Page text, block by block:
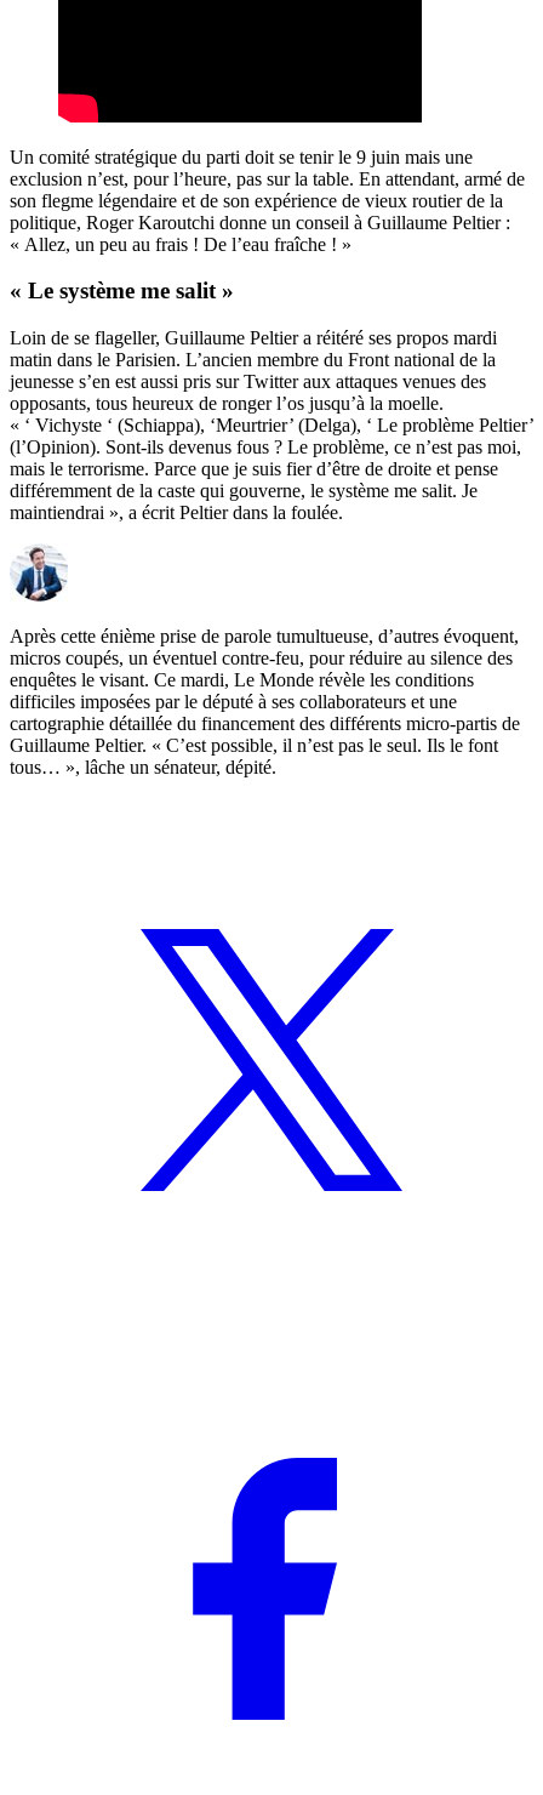
Un comité stratégique du parti doit se tenir le 9 juin mais une
exclusion n’est, pour l’heure, pas sur la table. En attendant, armé de
son flegme légendaire et de son expérience de vieux routier de la
politique, Roger Karoutchi donne un conseil à Guillaume Peltier :
« Allez, un peu au frais ! De l’eau fraîche ! »
« Le système me salit »
Loin de se flageller, Guillaume Peltier a réitéré ses propos mardi
matin dans le Parisien. L’ancien membre du Front national de la
jeunesse s’en est aussi pris sur Twitter aux attaques venues des
opposants, tous heureux de ronger l’os jusqu’à la moelle.
« ‘ Vichyste ‘ (Schiappa), ‘Meurtrier’ (Delga), ‘ Le problème Peltier’
(l’Opinion). Sont-ils devenus fous ? Le problème, ce n’est pas moi,
mais le terrorisme. Parce que je suis fier d’être de droite et pense
différemment de la caste qui gouverne, le système me salit. Je
maintiendrai », a écrit Peltier dans la foulée.
Après cette énième prise de parole tumultueuse, d’autres évoquent,
micros coupés, un éventuel contre-feu, pour réduire au silence des
enquêtes le visant. Ce mardi, Le Monde révèle les conditions
difficiles imposées par le député à ses collaborateurs et une
cartographie détaillée du financement des différents micro-partis de
Guillaume Peltier. « C’est possible, il n’est pas le seul. Ils le font
tous… », lâche un sénateur, dépité.